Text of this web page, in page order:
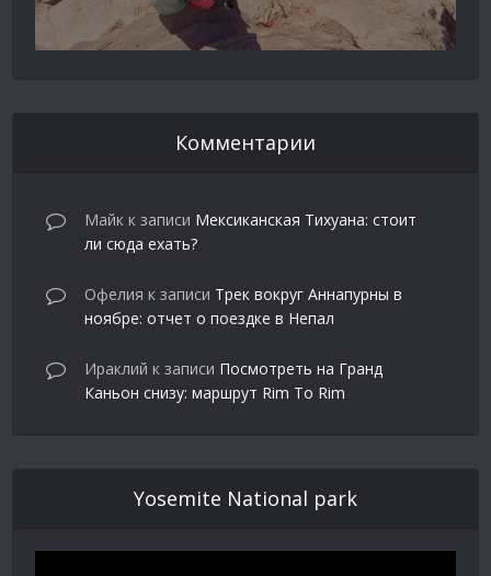
Комментарии
Майк к записи Мексиканская Тихуана: стоит
ли сюда ехать?
Офелия к записи Трек вокруг Аннапурны в
ноябре: отчет о поездке в Непал
Ираклий к записи Посмотреть на Гранд
Каньон снизу: маршрут Rim To Rim
Yosemite National park